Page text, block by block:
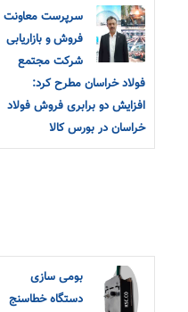
سرپرست معاونت
فروش و بازاریابی
شرکت مجتمع
فولاد خراسان مطرح کرد:
افزایش دو برابری فروش فولاد
خراسان در بورس کالا
بومی سازی
دستگاه خطاسنج